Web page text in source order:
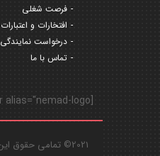
فرصت شغلی
افتخارات و اعتبارات
درخواست نمایندگی
تماس با ما
[rev_slider alias="nemad-logo"]
2021© تمامی حقوق این سایت متعلق به